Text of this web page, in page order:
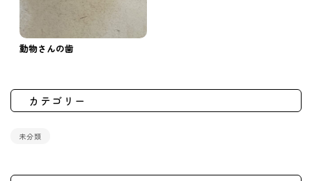
動物さんの歯
カテゴリー
未分類